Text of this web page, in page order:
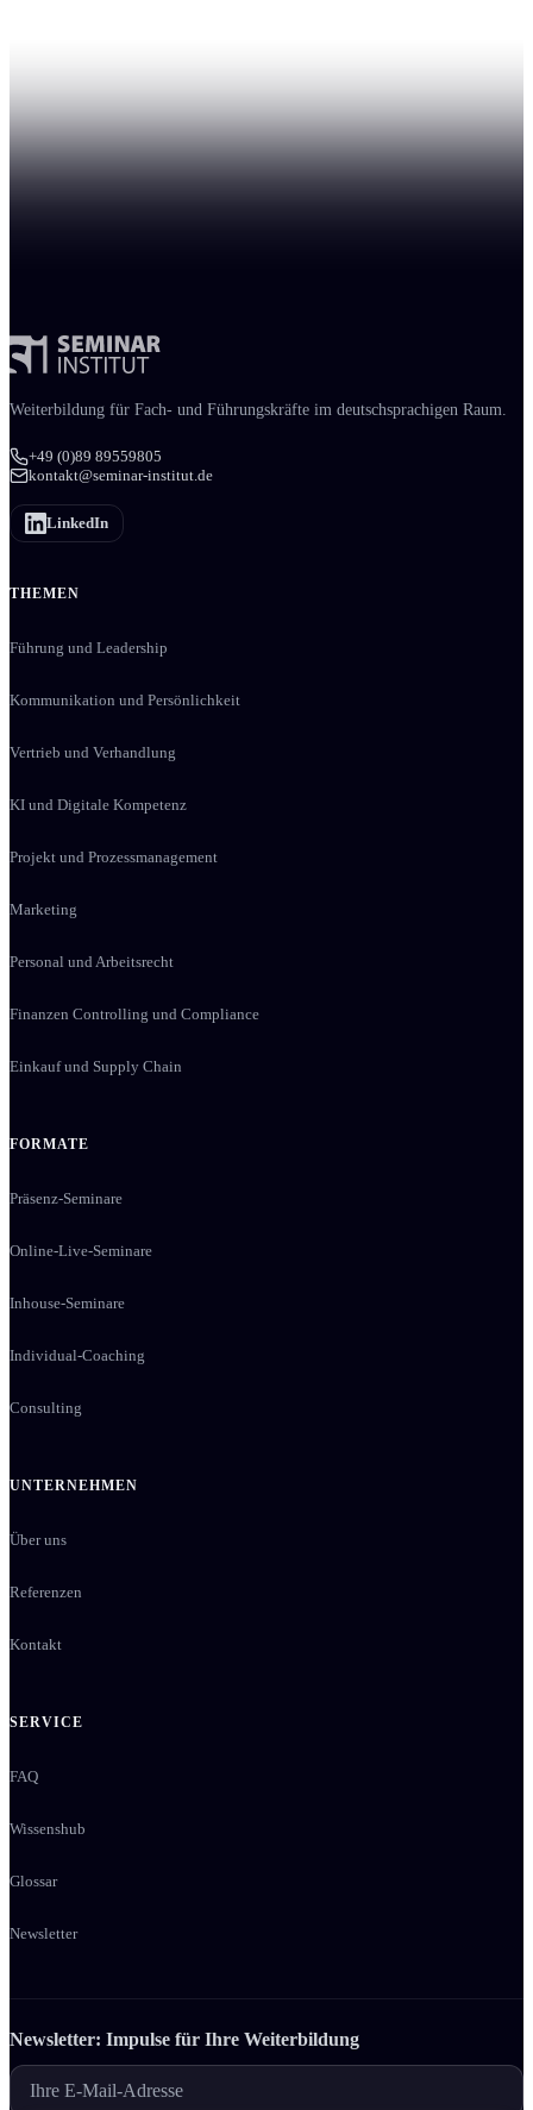
Weiter­bildung für Fach- und Führungs­kräfte im deutschsprachigen Raum.
+49 (0)89 89559805
kontakt@seminar-institut.de
LinkedIn
THEMEN
Führung und Leadership
Kommunikation und Persönlichkeit
Vertrieb und Verhandlung
KI und Digitale Kompetenz
Projekt und Prozessmanagement
Marketing
Personal und Arbeitsrecht
Finanzen Controlling und Compliance
Einkauf und Supply Chain
FORMATE
Präsenz-Seminare
Online-Live-Seminare
Inhouse-Seminare
Individual-Coaching
Consulting
UNTERNEHMEN
Über uns
Referenzen
Kontakt
SERVICE
FAQ
Wissenshub
Glossar
Newsletter
Newsletter: Impulse für Ihre Weiter­bildung